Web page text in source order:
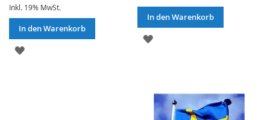
Inkl. 19% MwSt.
In den Warenkorb
ZUR
In den Warenkorb
ZUR